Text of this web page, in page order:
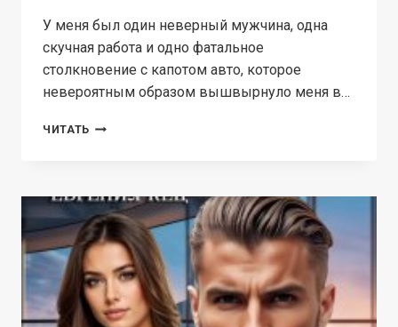
У меня был один неверный мужчина, одна
скучная работа и одно фатальное
столкновение с капотом авто, которое
невероятным образом вышвырнуло меня в…
ЧИТАТЬ ЗОЛОТАЯ